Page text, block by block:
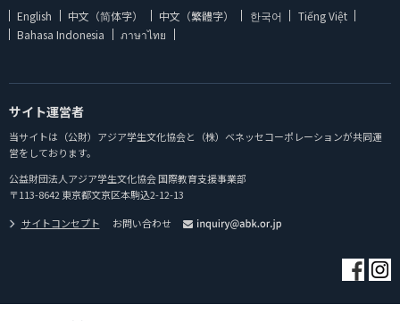
English 中文（简体字） 中文（繁體字） 한국어
Tiếng Việt
Bahasa Indonesia
ภาษาไทย
サイト運営者
当サイトは（公財）アジア学生文化協会と（株）ベネッセコーポレーションが共同運
営をしております。
公益財団法人アジア学生文化協会 国際教育支援事業部
〒113-8642 東京都文京区本駒込2-12-13
サイトコンセプト
お問い合わせ